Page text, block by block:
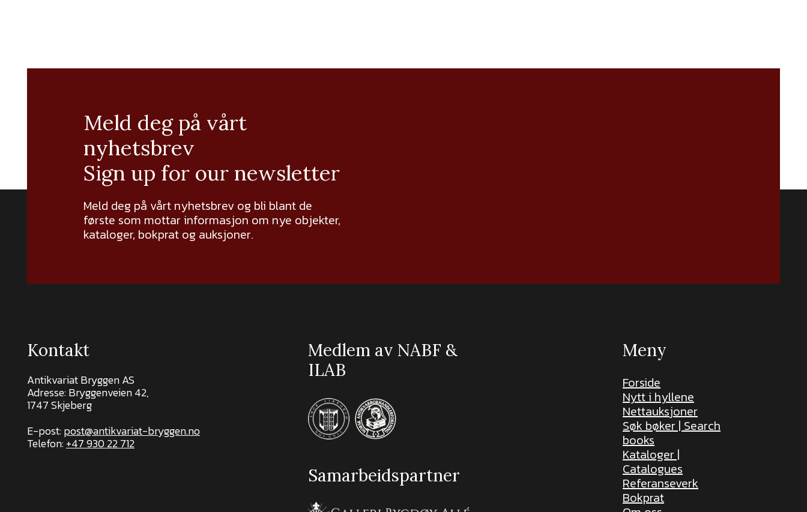
Meld deg på vårt
nyhetsbrev
Sign up for our newsletter
Meld deg på vårt nyhetsbrev og bli blant de
første som mottar informasjon om nye objekter,
kataloger, bokprat og auksjoner.
Kontakt
Antikvariat Bryggen AS
Adresse: Bryggenveien 42,
1747 Skjeberg
E-post:post@antikvariat-bryggen.no
Telefon:+47 930 22 712
Medlem av NABF &
ILAB
Samarbeidspartner
Meny
Forside
Nytt i hyllene
Nettauksjoner
Søk bøker | Search
books
Kataloger |
Catalogues
Referanseverk
Bokprat